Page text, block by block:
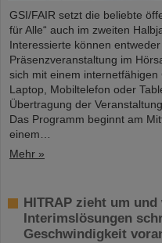
GSI/FAIR setzt die beliebte
für Alle“ auch im zweiten
Interessierte können
Präsenzveranstaltung im
sich mit einem
Laptop, Mobiltelefon oder
Übertragung der
Das Programm beginnt am
einem…
Mehr »
HITRAP zieht um
Interimslösungen
Geschwindigkeit